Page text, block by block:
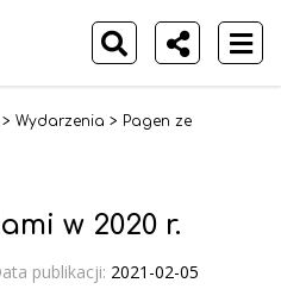
> Wydarzenia > Pagen ze
w 2020 r.
publikacji: 2021-02-05